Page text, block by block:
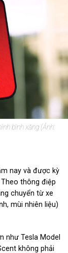
bình xăng (Ảnh:
nay và được kỳ
thông điệp
chuyển từ xe
mùi nhiên liệu)
như Tesla Model
không phải